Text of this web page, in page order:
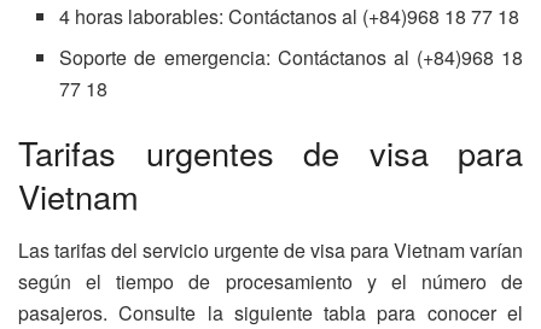
4 horas laborables: Contáctanos al (+84)968 18 77 18
Soporte de emergencia: Contáctanos al (+84)968 18
77 18
Tarifas urgentes de visa para
Vietnam
Las tarifas del servicio urgente de visa para Vietnam varían
según el tiempo de procesamiento y el número de
pasajeros. Consulte la siguiente tabla para conocer el